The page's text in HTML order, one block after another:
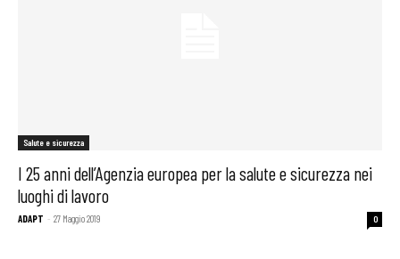
Salute e sicurezza
I 25 anni dell’Agenzia europea per la salute e sicurezza nei
luoghi di lavoro
ADAPT - 27 Maggio 2019 0